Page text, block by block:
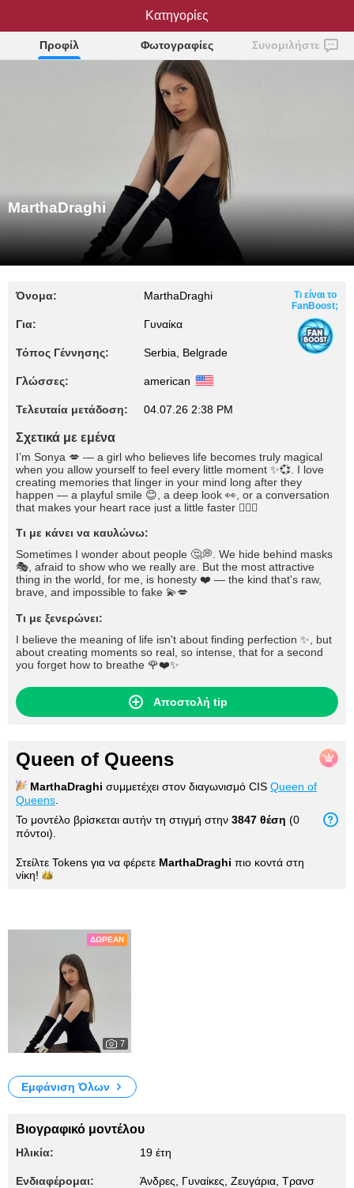
MarthaDraghi
Προφίλ Φωτογραφίες Συνομιλήστε
MarthaDraghi
Όνομα: MarthaDraghi
Για: Γυναίκα
Τόπος Γέννησης: Serbia, Belgrade
Γλώσσες: american
Τελευταία μετάδοση: 04.07.26 2:38 PM
Τι είναι το
FanBoost;
Σχετικά με εμένα
I’m Sonya 💋 — a girl who believes life becomes truly magical
when you allow yourself to feel every little moment ✨💞. I love
creating memories that linger in your mind long after they
happen — a playful smile 😊, a deep look 👀, or a conversation
that makes your heart race just a little faster ❤️‍🔥🌹
Τι με κάνει να καυλώνω:
Sometimes I wonder about people 🤔💭. We hide behind masks
🎭, afraid to show who we really are. But the most attractive
thing in the world, for me, is honesty ❤️ — the kind that's raw,
brave, and impossible to fake 💫💋
Τι με ξενερώνει:
I believe the meaning of life isn't about finding perfection ✨, but
about creating moments so real, so intense, that for a second
you forget how to breathe 🌹❤️✨
Αποστολή tip
Queen of Queens
MarthaDraghi συμμετέχει στον διαγωνισμό CIS Queen of
Queens
Το μοντέλο βρίσκεται αυτήν τη στιγμή στην 3847 θέση (0
πόντοι).
Στείλτε Tokens για να φέρετε MarthaDraghi πιο κοντά στη
νίκη!
ΔΩΡΕΆΝ
7
Εμφάνιση Όλων
Βιογραφικό μοντέλου
Ηλικία: 19 έτη
Ενδιαφέρομαι: Άνδρες, Γυναίκες, Zευγάρια, Τρανσ
Κατηγορίες